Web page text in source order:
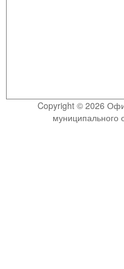
Copyright © 2026
муниципального